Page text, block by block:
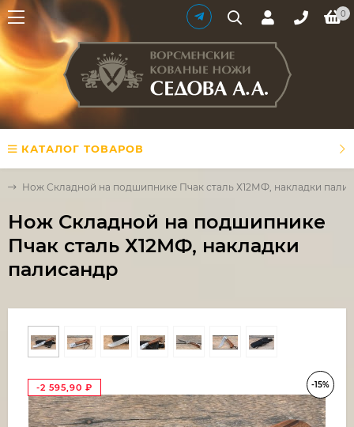
0
КАТАЛОГ ТОВАРОВ
Нож Складной на подшипнике Пчак сталь Х12МФ, накладки
Нож Складной на подшипнике
Пчак сталь Х12МФ, накладки
палисандр
-15%
-2 595,90 ₽